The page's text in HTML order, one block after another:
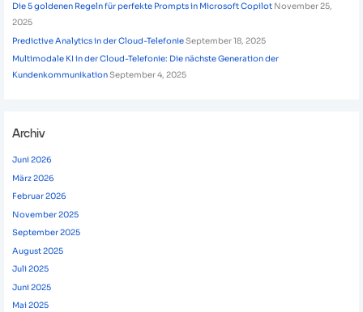
Die 5 goldenen Regeln für perfekte Prompts in Microsoft Copilot November 25,
2025
Predictive Analytics in der Cloud-TelefonieSeptember 18, 2025
Multimodale KI in der Cloud-Telefonie: Die nächste Generation der
KundenkommunikationSeptember 4, 2025
Archiv
Juni 2026
März 2026
Februar 2026
November 2025
September 2025
August 2025
Juli 2025
Juni 2025
Mai 2025